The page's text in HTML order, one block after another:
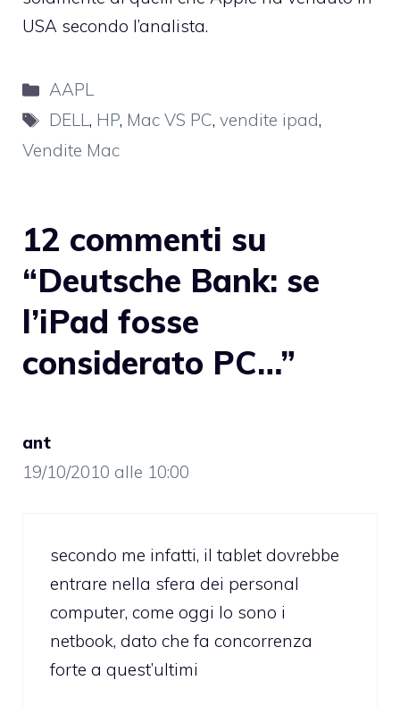
USA secondo l’analista.
Categorie
AAPL
Tag
DELL, HP, Mac VS PC,vendite ipad,
Vendite Mac
12 commenti su
“Deutsche Bank: se
l’iPad fosse
considerato PC…”
ant
19/10/2010 alle 10:00
secondo me infatti, il tablet dovrebbe
entrare nella sfera dei personal
computer, come oggi lo sono i
netbook, dato che fa concorrenza
forte a quest’ultimi